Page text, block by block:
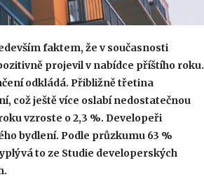
faktem, že v současnosti
projevil v nabídce příštího roku.
odkládá. Přibližně třetina
což ještě více oslabí nedostatečnou
vzroste o 2,3 %. Developeři
bydlení. Podle průzkumu 63 %
to ze Studie developerských